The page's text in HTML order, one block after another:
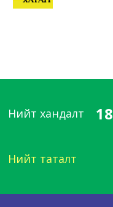
Нийт хандалт
Нийт таталт